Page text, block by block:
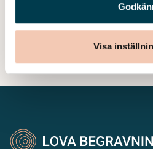
Visa